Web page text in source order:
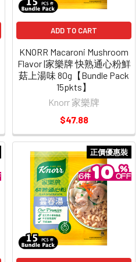
ADD TO CART
KNORR Macaroni Mushroom
Flavor |家樂牌 快熟通心粉鮮
菇上湯味 80g【Bundle Pack
15pkts】
Knorr 家樂牌
$47.88
正價優惠裝